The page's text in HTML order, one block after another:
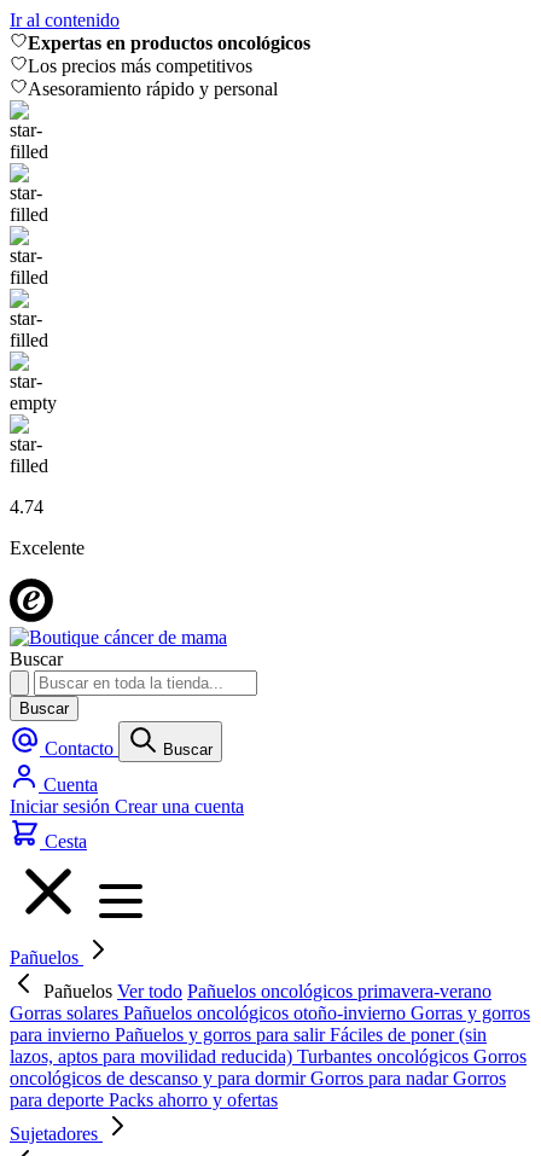
Ir al contenido
Expertas en productos oncológicos
Los precios más competitivos
Asesoramiento rápido y personal
4.74
Excelente
Buscar
Buscar
Contacto Buscar
Cuenta
Iniciar sesión Crear una cuenta
Cesta
Pañuelos
Pañuelos Ver todo Pañuelos oncológicos primavera-verano
Gorras solares Pañuelos oncológicos otoño-invierno Gorras y gorros
para invierno Pañuelos y gorros para salirFáciles de poner (sin
lazos, aptos para movilidad reducida) Turbantes oncológicos Gorros
oncológicos de descanso y para dormirGorros para nadarGorros
para deporte Packs ahorro y ofertas
Sujetadores